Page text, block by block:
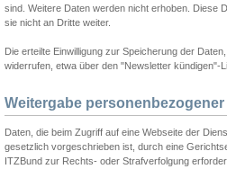
sind. Weitere Daten werden nicht erhoben. Diese
sie nicht an Dritte weiter.
Die erteilte Einwilligung zur Speicherung der
widerrufen, etwa über den "Newsletter kündigen"-
Weitergabe
Daten, die beim Zugriff auf eine Webseite der
gesetzlich vorgeschrieben ist, durch eine
ITZBund zur Rechts- oder Strafverfolgung